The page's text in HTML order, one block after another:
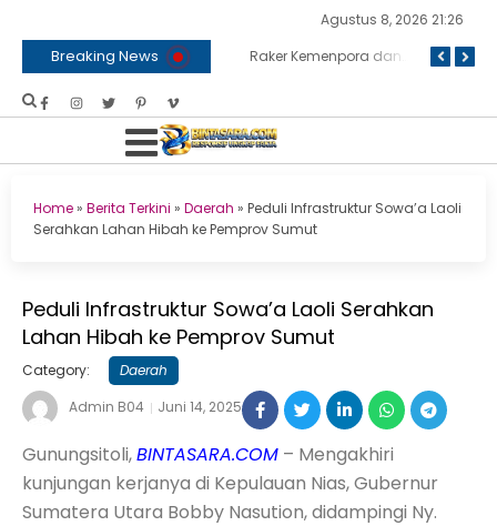
Agustus 8, 2026 21:26
Breaking News BNPB dan Kemenko Polkam Bersinergi Bahas Penanganan Karhutla Raker Kemenpora dan Komisi X DPR RI Sepakati Dukungan Anggaran untuk Kegiatan dan Program Prioritas Pemuda dan Olahraga
Home» Berita Terkini » Daerah » Peduli Infrastruktur Sowa’a Laoli
Serahkan Lahan Hibah ke Pemprov Sumut
Peduli Infrastruktur Sowa’a Laoli Serahkan
Lahan Hibah ke Pemprov Sumut
Category:
Daerah
Admin B04
Juni 14, 2025
Gunungsitoli,BINTASARA.COM – Mengakhiri
kunjungan kerjanya di Kepulauan Nias, Gubernur
Sumatera Utara Bobby Nasution, didampingi Ny.